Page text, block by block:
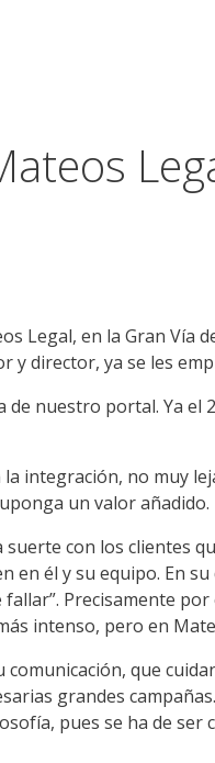
Legal, en la Gran
director, ya se les
nuestro portal. Ya
integración, no muy
un valor añadido.
con los clientes
en él y su equipo. En
Precisamente
intenso, pero en
que
grandes
pues se ha de ser